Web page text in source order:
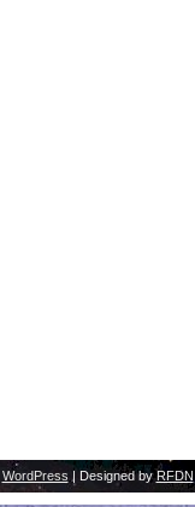
WordPress | Designed byRFDN